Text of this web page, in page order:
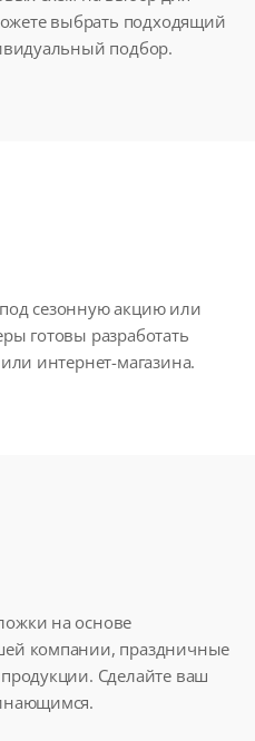
выбрать подходящий
подбор.
сезонную акцию или
готовы разработать
интернет-магазина.
на основе
компании, праздничные
Сделайте ваш